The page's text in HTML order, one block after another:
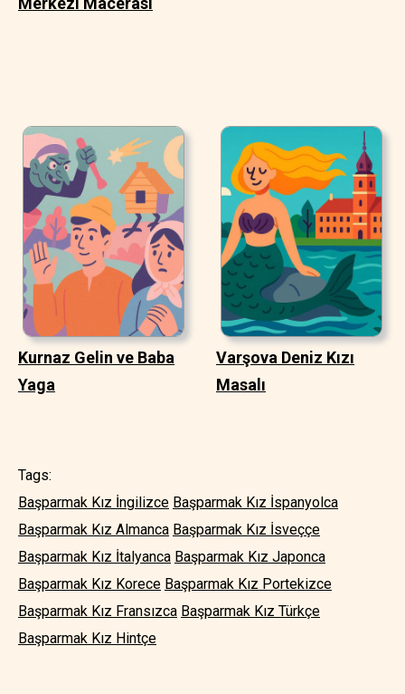
Kurnaz Gelin ve Baba
Yaga
Varşova Deniz Kızı
Masalı
Tags:
Başparmak Kız İngilizce Başparmak Kız İspanyolca
Başparmak Kız Almanca Başparmak Kız İsveççe
Başparmak Kız İtalyanca Başparmak Kız Japonca
Başparmak Kız Korece Başparmak Kız Portekizce
Başparmak Kız Fransızca Başparmak Kız Türkçe
Başparmak Kız Hintçe